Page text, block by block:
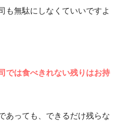
も無駄にしなくていいですよ
では食べきれない残りはお持
あっても、できるだけ残らな